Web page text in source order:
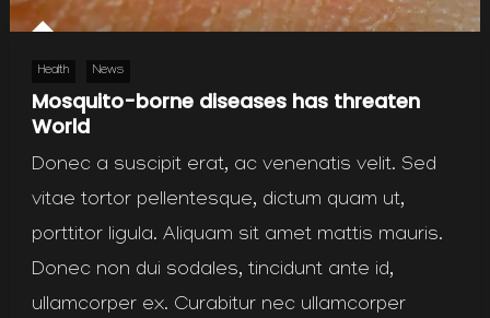
Health News
Mosquito-borne diseases has threaten
World
Donec a suscipit erat, ac venenatis velit. Sed
vitae tortor pellentesque, dictum quam ut,
porttitor ligula. Aliquam sit amet mattis mauris.
Donec non dui sodales, tincidunt ante id,
ullamcorper ex. Curabitur nec ullamcorper